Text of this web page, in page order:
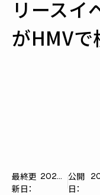
リースイ
がHMVで
最終更
新日：
2025.12.01
公開
日：